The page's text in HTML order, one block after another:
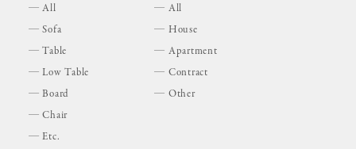
All
Sofa
Table
Low Table
Board
Chair
Etc.
All
House
Apartment
Contract
Other